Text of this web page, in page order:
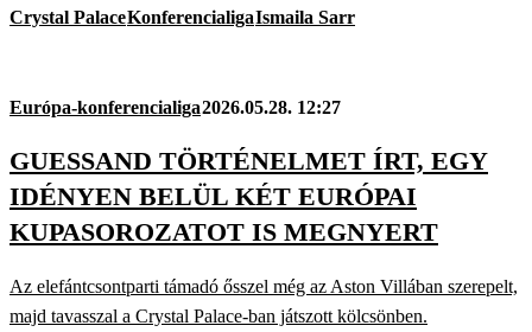
Crystal PalaceKonferencialigaIsmaila Sarr
Európa-konferencialiga2026.05.28. 12:27
GUESSAND TÖRTÉNELMET ÍRT, EGY
IDÉNYEN BELÜL KÉT EURÓPAI
KUPASOROZATOT IS MEGNYERT
Az elefántcsontparti támadó ősszel még az Aston Villában szerepelt,
majd tavasszal a Crystal Palace-ban játszott kölcsönben.